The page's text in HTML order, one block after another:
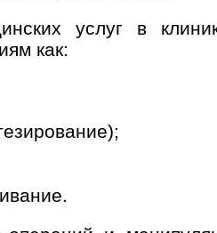
услуг в
как: